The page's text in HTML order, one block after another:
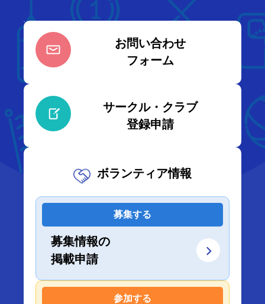
お問い合わせ
フォーム
サークル・クラブ
登録申請
ボランティア情報
募集する
募集情報の
掲載申請
参加する